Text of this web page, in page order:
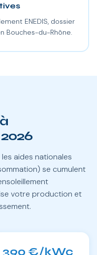
ENEDIS, dossier
Bouches-du-Rhône.
aides nationales
se cumulent
votre production et
390 €/kWc